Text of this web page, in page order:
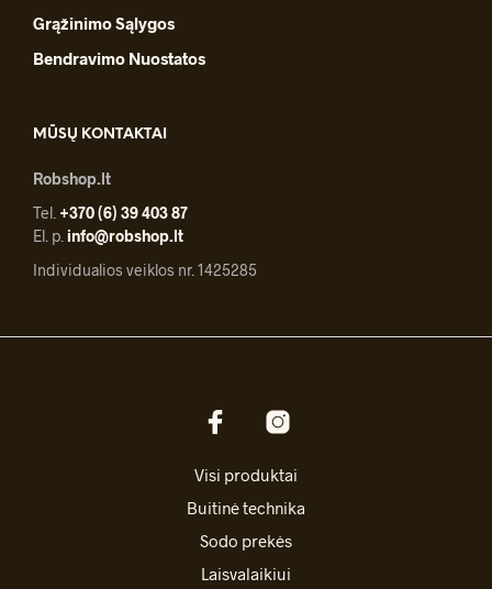
Grąžinimo Sąlygos
Bendravimo Nuostatos
MŪSŲ KONTAKTAI
Robshop.lt
Tel. +370 (6) 39 403 87
El. p. info@robshop.lt
Individualios veiklos nr. 1425285
Visi produktai
Buitinė technika
Sodo prekės
Laisvalaikiui